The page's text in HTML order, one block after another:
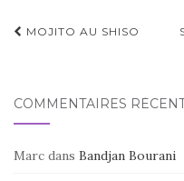
Navigation
MOJITO AU SHISO
COMMENTAIRES
Marc dans Bandjan Bourani